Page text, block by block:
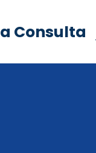
Consulta